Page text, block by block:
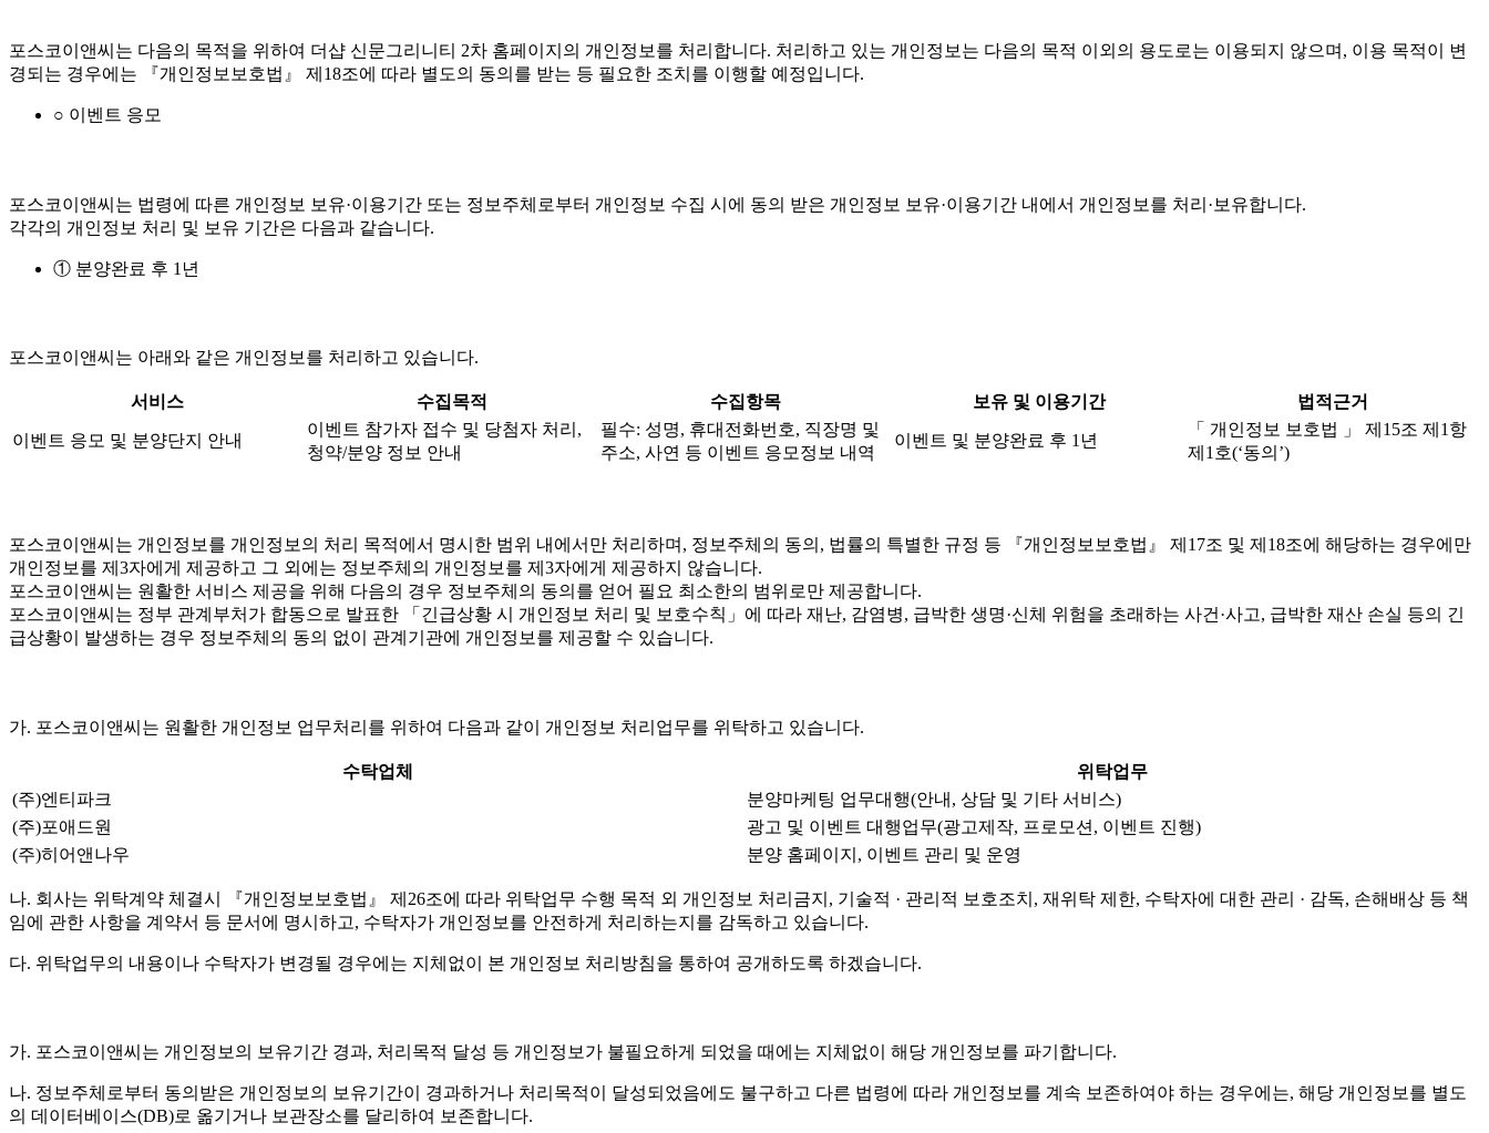
포스코이앤씨는 다음의 목적을 위하여 더샵 신문그리니티 2차 홈페이지의 개인정보를 처리합니다. 처리하고 있는 개인정보는 다음의 목적 이외의 용도로는 이용되지 않으며, 이용 목적이 변
경되는 경우에는 『개인정보보호법』 제18조에 따라 별도의 동의를 받는 등 필요한 조치를 이행할 예정입니다.
○ 이벤트 응모
포스코이앤씨는 법령에 따른 개인정보 보유·이용기간 또는 정보주체로부터 개인정보 수집 시에 동의 받은 개인정보 보유·이용기간 내에서 개인정보를 처리·보유합니다.
각각의 개인정보 처리 및 보유 기간은 다음과 같습니다.
① 분양완료 후 1년
포스코이앤씨는 아래와 같은 개인정보를 처리하고 있습니다.
서비스 수집목적 수집항목 보유 및 이용기간 법적근거
이벤트 응모 및 분양단지 안내
이벤트 참가자 접수 및 당첨자 처리,
청약/분양 정보 안내
필수: 성명, 휴대전화번호, 직장명 및
주소, 사연 등 이벤트 응모정보 내역
이벤트 및 분양완료 후 1년
「 개인정보 보호법 」 제15조 제1항
제1호(‘동의’)
포스코이앤씨는 개인정보를 개인정보의 처리 목적에서 명시한 범위 내에서만 처리하며, 정보주체의 동의, 법률의 특별한 규정 등 『개인정보보호법』 제17조 및 제18조에 해당하는 경우에만
개인정보를 제3자에게 제공하고 그 외에는 정보주체의 개인정보를 제3자에게 제공하지 않습니다.
포스코이앤씨는 원활한 서비스 제공을 위해 다음의 경우 정보주체의 동의를 얻어 필요 최소한의 범위로만 제공합니다.
포스코이앤씨는 정부 관계부처가 합동으로 발표한 「긴급상황 시 개인정보 처리 및 보호수칙」에 따라 재난, 감염병, 급박한 생명·신체 위험을 초래하는 사건·사고, 급박한 재산 손실 등의 긴
급상황이 발생하는 경우 정보주체의 동의 없이 관계기관에 개인정보를 제공할 수 있습니다.
가. 포스코이앤씨는 원활한 개인정보 업무처리를 위하여 다음과 같이 개인정보 처리업무를 위탁하고 있습니다.
수탁업체
위탁업무
(주)엔티파크
분양마케팅 업무대행(안내, 상담 및 기타 서비스)
(주)포애드원
광고 및 이벤트 대행업무(광고제작, 프로모션, 이벤트 진행)
(주)히어앤나우
분양 홈페이지, 이벤트 관리 및 운영
나. 회사는 위탁계약 체결시 『개인정보보호법』 제26조에 따라 위탁업무 수행 목적 외 개인정보 처리금지, 기술적 · 관리적 보호조치, 재위탁 제한, 수탁자에 대한 관리 · 감독, 손해배상 등 책
임에 관한 사항을 계약서 등 문서에 명시하고, 수탁자가 개인정보를 안전하게 처리하는지를 감독하고 있습니다.
다. 위탁업무의 내용이나 수탁자가 변경될 경우에는 지체없이 본 개인정보 처리방침을 통하여 공개하도록 하겠습니다.
가. 포스코이앤씨는 개인정보의 보유기간 경과, 처리목적 달성 등 개인정보가 불필요하게 되었을 때에는 지체없이 해당 개인정보를 파기합니다.
나. 정보주체로부터 동의받은 개인정보의 보유기간이 경과하거나 처리목적이 달성되었음에도 불구하고 다른 법령에 따라 개인정보를 계속 보존하여야 하는 경우에는, 해당 개인정보를 별도
의 데이터베이스(DB)로 옮기거나 보관장소를 달리하여 보존합니다.